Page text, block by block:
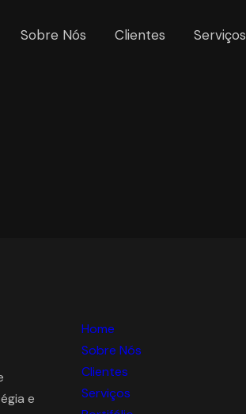
Sobre Nós Clientes Serviços
e
Home
Sobre Nós
Clientes
Serviços